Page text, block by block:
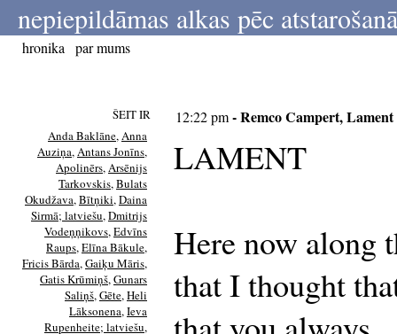
nepiepildāmas alkas pēc
hronika par mums
ŠEIT IR
Anda Baklāne,Anna
Auziņa,Antans Jonīns,
Apolinērs,Arsēnijs
Tarkovskis,Bulats
Okudžava,Bītņiki,Daina
Sirmā; latviešu,Dmitrijs
Vodeņņikovs,Edvīns
Raups,Elīna Bākule,
Fricis Bārda,Gaiķu Māris,
Gatis Krūmiņš,Gunars
Saliņš,Gēte,Heli
Lāksonena,Ieva
Rupenheite; latviešu,
12:22 pm- Remco Campert, Lament
LAMENT
Here now along
that I thought